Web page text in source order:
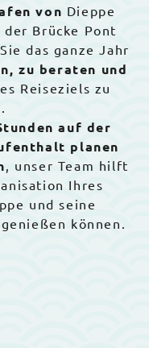
von Dieppe
der Brücke Pont
das ganze Jahr
zu beraten und
Reiseziels zu
.
auf der
planen
, unser Team hilft
Ihres
und seine
können.